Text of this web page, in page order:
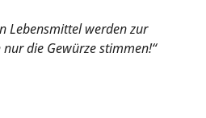
Lebensmittel werden zur
die Gewürze stimmen!“